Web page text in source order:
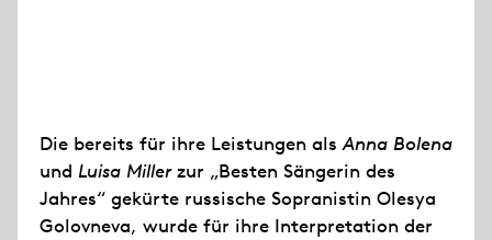
Die bereits für ihre Leistungen alsAnna Bolena
und Luisa Millerzur „Besten Sängerin des
Jahres“ gekürte russische Sopranistin Olesya
Golovneva, wurde für ihre Interpretation der